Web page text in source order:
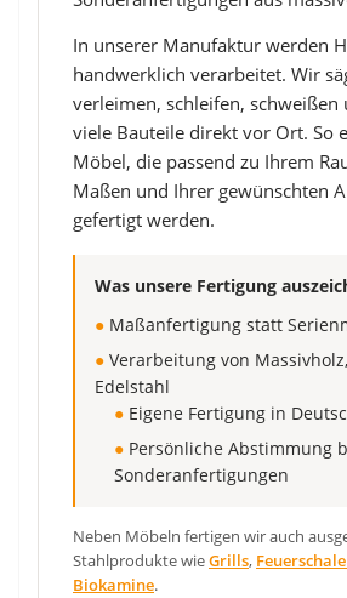
In unserer Manufaktur werden
handwerklich verarbeitet. Wir
verleimen, schleifen,
viele Bauteile direkt vor Ort. So
Möbel, die passend zu Ihrem
Maßen und Ihrer gewünschten
gefertigt werden.
Was unsere Fertigung
● Maßanfertigung statt
● Verarbeitung von
Edelstahl
● Eigene Fertigung in
● Persönliche Abstimmung
Sonderanfertigungen
Neben Möbeln fertigen wir auch
Stahlprodukte wieGrills,
Biokamine.